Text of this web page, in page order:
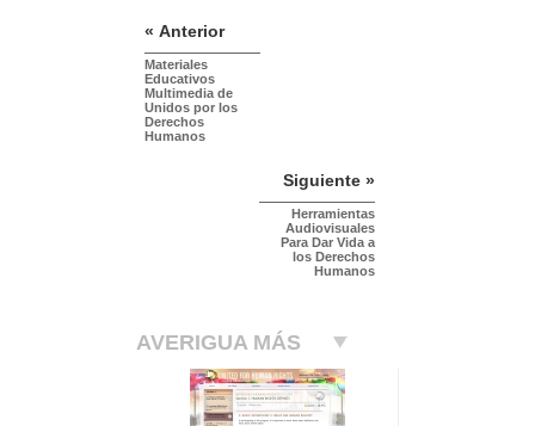
« Anterior
Materiales
Educativos
Multimedia de
Unidos por los
Derechos
Humanos
Siguiente »
Herramientas
Audiovisuales
Para Dar Vida a
los Derechos
Humanos
AVERIGUA MÁS